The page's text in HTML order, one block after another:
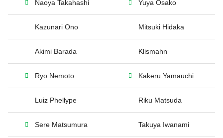
Naoya Takahashi Yuya Osako
Kazunari Ono Mitsuki Hidaka
Akimi Barada Klismahn
Ryo Nemoto Kakeru Yamauchi
Luiz Phellype Riku Matsuda
Sere Matsumura Takuya Iwanami